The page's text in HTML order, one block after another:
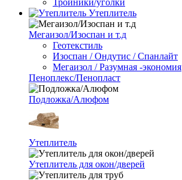
Тройники/уголки
Утеплитель
Мегаизол/Изоспан и т.д
Геотекстиль
Изоспан / Ондутис / Спанлайт
Мегаизол / Разумная -экономия
Пеноплекс/Пенопласт
Подложка/Алюфом
Утеплитель
Утеплитель для окон/дверей